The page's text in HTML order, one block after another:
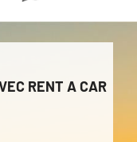
RENT A CAR